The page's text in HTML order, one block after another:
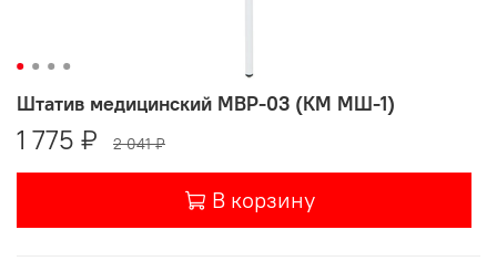
Штатив медицинский MBP-03 (КМ МШ-1)
1 775 ₽ 2 041 ₽
В корзину